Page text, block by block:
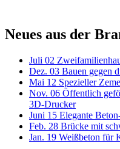
Neues aus der
Juli 02
Dez. 03 Bauen gegen
Mai 12 Spezieller
Nov. 06 Öffentlich
3D-Drucker
Juni 15 Elegante
Feb. 28 Brücke mit
Jan. 19 Weißbeton für